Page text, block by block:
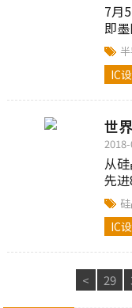
7月
即
团
产
IC
世
从
先
并
际
先
IC
< 29